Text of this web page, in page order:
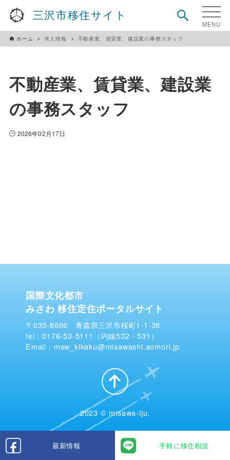
三沢市移住サイト
最新情報 手軽に移住相談
ホーム 求人情報 不動産業、賃貸業、建設業の事務スタッフ
不動産業、賃貸業、建設業
の事務スタッフ
2026年02月17日
国際文化都市
みさわ 移住定住ポータルサイト
〒033-8666 青森県三沢市桜町1-1-38
tel：0176-53-5111（内線532・531）
Email：msw_kikaku@misawashi.aomori.jp
2023 © misawa-iju.